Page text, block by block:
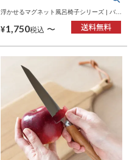
浮かせるマグネット風呂椅子シリーズ | バス
¥1,750税込 〜